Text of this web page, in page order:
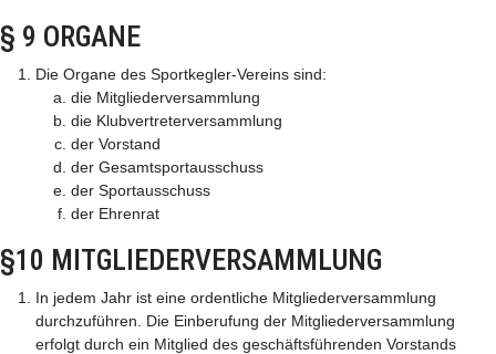
§ 9 ORGANE
Die Organe des Sportkegler-Vereins sind:
die Mitgliederversammlung
die Klubvertreterversammlung
der Vorstand
der Gesamtsportausschuss
der Sportausschuss
der Ehrenrat
§10 MITGLIEDERVERSAMMLUNG
In jedem Jahr ist eine ordentliche Mitgliederversammlung
durchzuführen. Die Einberufung der Mitgliederversammlung
erfolgt durch ein Mitglied des geschäftsführenden Vorstands